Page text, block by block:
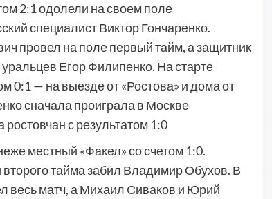
2:1 одолели на своем поле
специалист Виктор Гончаренко.
провел на поле первый тайм, а защитник
Егор Филипенко. На старте
0:1 — на выезде от «Ростова» и дома от
сначала проиграла в Москве
с результатом 1:0
местный «Факел» со счетом 1:0.
тайма забил Владимир Обухов. В
весь матч, а Михаил Сиваков и Юрий